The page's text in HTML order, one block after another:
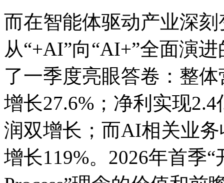
而在智能体驱动产业深刻
从“+AI”向“AI+”全面演进
了一季度亮眼答卷：整
增长27.6%；净利实现2.4亿
润双增长；而AI相关业务
增长119%。2026年首季